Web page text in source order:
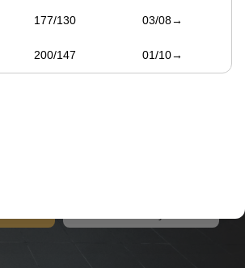
177/130 03/08→
200/147 01/10→
в Санкт-